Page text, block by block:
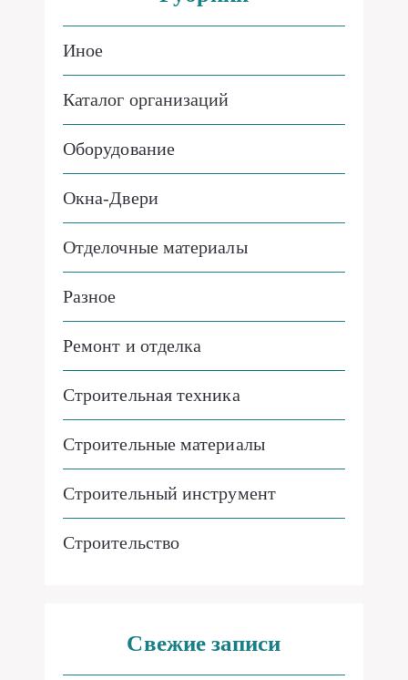
Иное
Каталог организаций
Оборудование
Окна-Двери
Отделочные материалы
Разное
Ремонт и отделка
Строительная техника
Строительные материалы
Строительный инструмент
Строительство
Свежие записи